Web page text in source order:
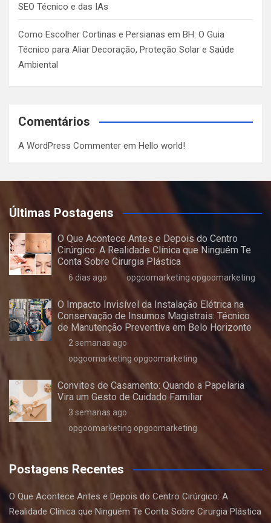
SEO Técnico e das IAs
Como Escolher Cortinas e Persianas em BH: O Guia
Técnico para Aliar Decoração, Proteção Solar e Saúde
Ambiental
Comentários
A WordPress Commenter em Hello world!
Últimas Postagens
O Que Acontece Antes e Depois do Centro
Cirúrgico: A Realidade Clínica que Ninguém Te
Conta Sobre Cirurgia Plástica
6 dias ago opgoomarketing opgoomarketing
O Impacto Invisível da Instalação Elétrica na
Conservação de Insumos Magistrais: Técnico
de Manutenção Preventiva em Belo Horizonte
2 semanas ago
opgoomarketing opgoomarketing
Convites de Casamento: Quando a Papelaria
Vira um Gesto de Cuidado Familiar
3 semanas ago
opgoomarketing opgoomarketing
Postagens Recentes
O Que Acontece Antes e Depois do Centro Cirúrgico: A
Realidade Clínica que Ninguém Te Conta Sobre Cirurgia Plástica